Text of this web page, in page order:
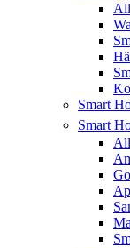
Smart
Smart